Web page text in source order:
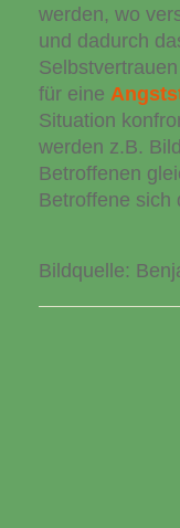
werden, wo
und dadurch
für eine
Situation
werden z.B.
Betroffenen
Betroffene sich
Bildquelle: